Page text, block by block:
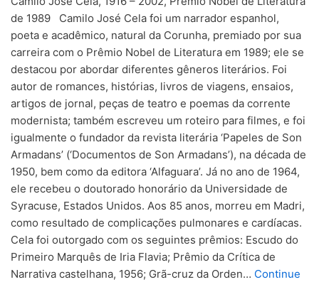
de 1989 Camilo José Cela foi um narrador espanhol,
poeta e acadêmico, natural da Corunha, premiado por sua
carreira com o Prêmio Nobel de Literatura em 1989; ele se
destacou por abordar diferentes gêneros literários. Foi
autor de romances, histórias, livros de viagens, ensaios,
artigos de jornal, peças de teatro e poemas da corrente
modernista; também escreveu um roteiro para filmes, e foi
igualmente o fundador da revista literária ‘Papeles de Son
Armadans’ (‘Documentos de Son Armadans’), na década de
1950, bem como da editora ‘Alfaguara’. Já no ano de 1964,
ele recebeu o doutorado honorário da Universidade de
Syracuse, Estados Unidos. Aos 85 anos, morreu em Madri,
como resultado de complicações pulmonares e cardíacas.
Cela foi outorgado com os seguintes prêmios: Escudo do
Primeiro Marquês de Iria Flavia; Prêmio da Crítica de
Narrativa castelhana, 1956; Grã-cruz da Orden… Continue